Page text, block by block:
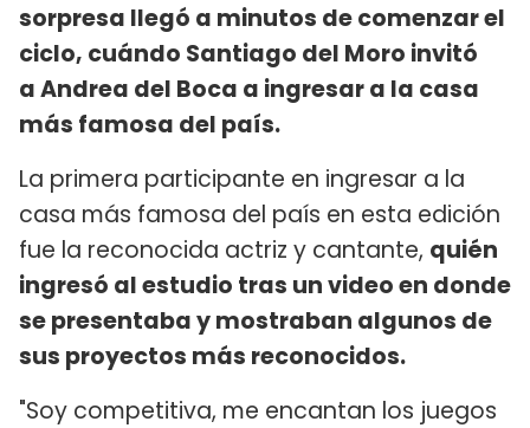
sorpresa llegó a minutos de comenzar el
ciclo, cuándo Santiago del Moro invitó
a Andrea del Boca a ingresar a la casa
más famosa del país.
La primera participante en ingresar a la
casa más famosa del país en esta edición
fue la reconocida actriz y cantante, quién
ingresó al estudio tras un video en donde
se presentaba y mostraban algunos de
sus proyectos más reconocidos.
"Soy competitiva, me encantan los juegos